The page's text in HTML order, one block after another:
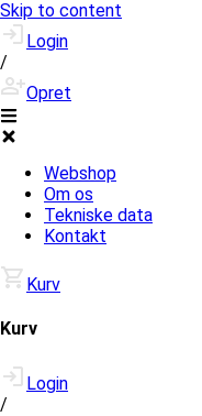
Skip to content
Login
/
Opret
Webshop
Om os
Tekniske data
Kontakt
Kurv
Kurv
Login
/